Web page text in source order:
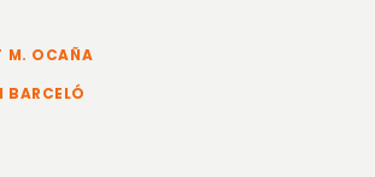
M. OCAÑA
BARCELÓ